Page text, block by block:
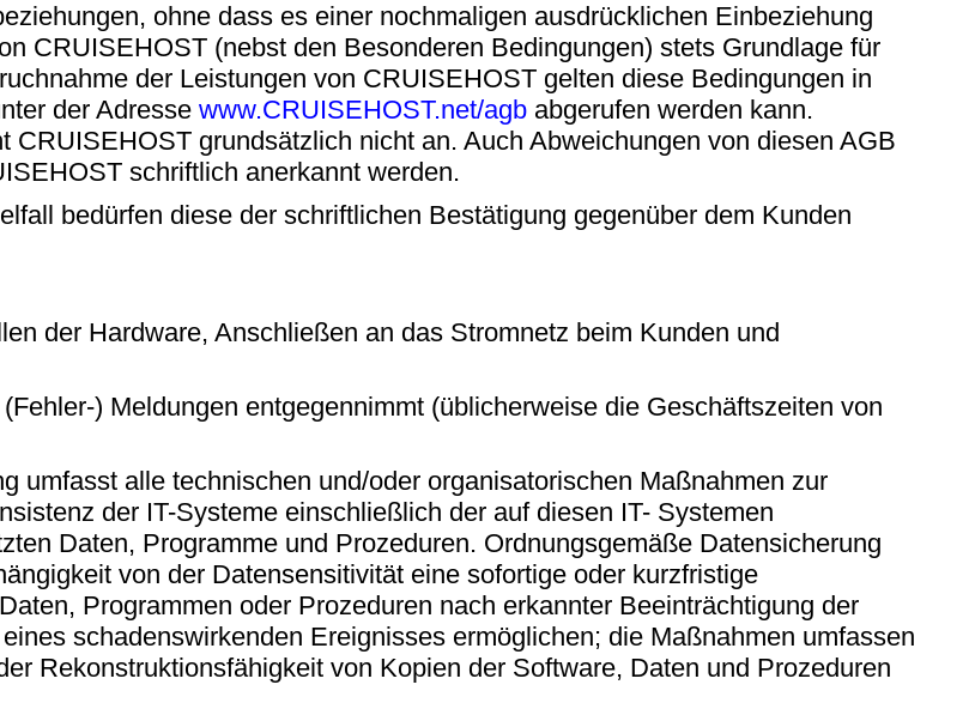
ohne dass es einer nochmaligen ausdrücklichen Einbeziehung
CRUISEHOST (nebst den Besonderen Bedingungen) stets Grundlage für
der Leistungen von CRUISEHOST gelten diese Bedingungen in
der Adresse www.CRUISEHOST.net/agb abgerufen werden kann.
CRUISEHOST grundsätzlich nicht an. Auch Abweichungen von diesen AGB
schriftlich anerkannt werden.
bedürfen diese der schriftlichen Bestätigung gegenüber dem Kunden
der Hardware, Anschließen an das Stromnetz beim Kunden und
) Meldungen entgegennimmt (üblicherweise die Geschäftszeiten von
umfasst alle technischen und/oder organisatorischen Maßnahmen zur
der IT-Systeme einschließlich der auf diesen IT- Systemen
Daten, Programme und Prozeduren. Ordnungsgemäße Datensicherung
von der Datensensitivität eine sofortige oder kurzfristige
Programmen oder Prozeduren nach erkannter Beeinträchtigung der
schadenswirkenden Ereignisses ermöglichen; die Maßnahmen umfassen
Rekonstruktionsfähigkeit von Kopien der Software, Daten und Prozeduren